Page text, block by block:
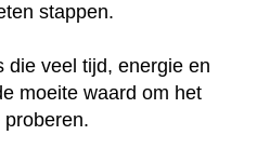
stappen.
die veel tijd, energie en
moeite waard om het